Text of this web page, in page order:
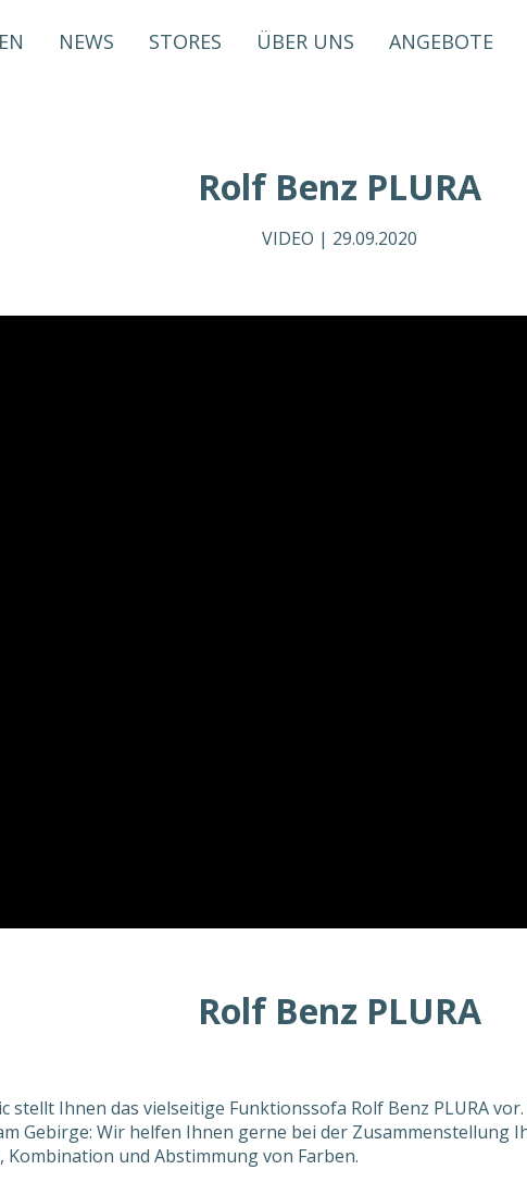
NEWS STORES ÜBER UNS ANGEBOTE
Rolf Benz PLURA
VIDEO | 29.09.2020
Rolf Benz PLURA
stellt Ihnen das vielseitige Funktionssofa Rolf Benz PLURA
Gebirge: Wir helfen Ihnen gerne bei der Zusammenstellung
Kombination und Abstimmung von Farben.